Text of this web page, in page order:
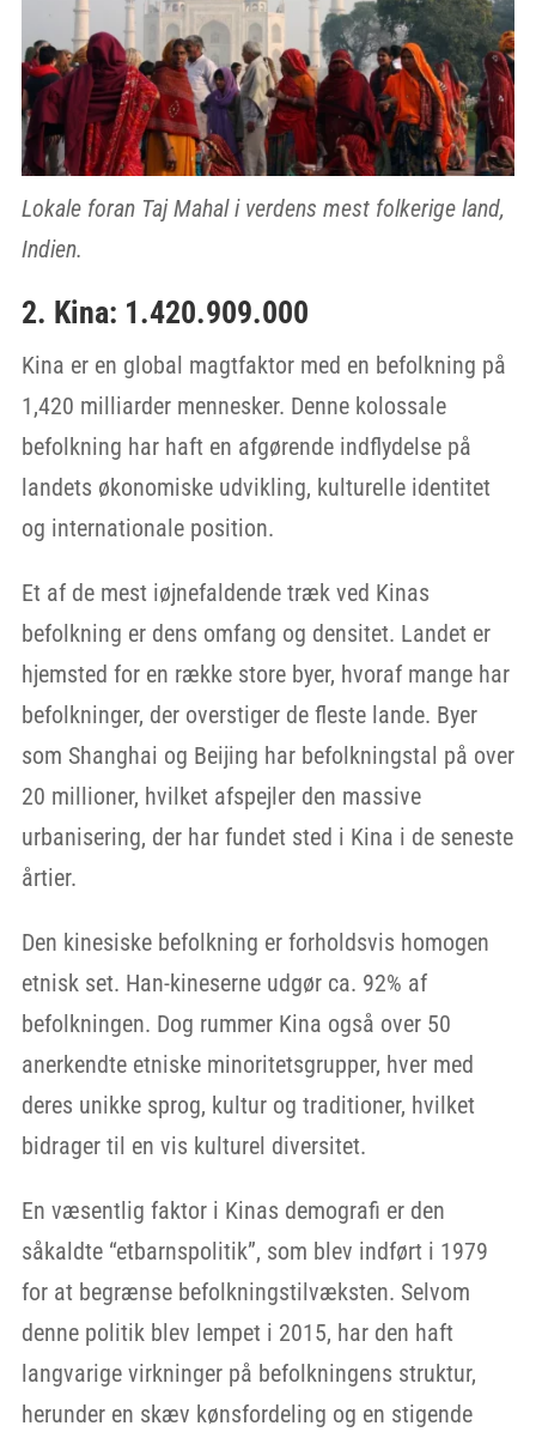
Lokale foran Taj Mahal i verdens mest folkerige land,
Indien.
2. Kina: 1.420.909.000
Kina er en global magtfaktor med en befolkning på
1,420 milliarder mennesker. Denne kolossale
befolkning har haft en afgørende indflydelse på
landets økonomiske udvikling, kulturelle identitet
og internationale position.
Et af de mest iøjnefaldende træk ved Kinas
befolkning er dens omfang og densitet. Landet er
hjemsted for en række store byer, hvoraf mange har
befolkninger, der overstiger de fleste lande. Byer
som Shanghai og Beijing har befolkningstal på over
20 millioner, hvilket afspejler den massive
urbanisering, der har fundet sted i Kina i de seneste
årtier.
Den kinesiske befolkning er forholdsvis homogen
etnisk set. Han-kineserne udgør ca. 92% af
befolkningen. Dog rummer Kina også over 50
anerkendte etniske minoritetsgrupper, hver med
deres unikke sprog, kultur og traditioner, hvilket
bidrager til en vis kulturel diversitet.
En væsentlig faktor i Kinas demografi er den
såkaldte “etbarnspolitik”, som blev indført i 1979
for at begrænse befolkningstilvæksten. Selvom
denne politik blev lempet i 2015, har den haft
langvarige virkninger på befolkningens struktur,
herunder en skæv kønsfordeling og en stigende